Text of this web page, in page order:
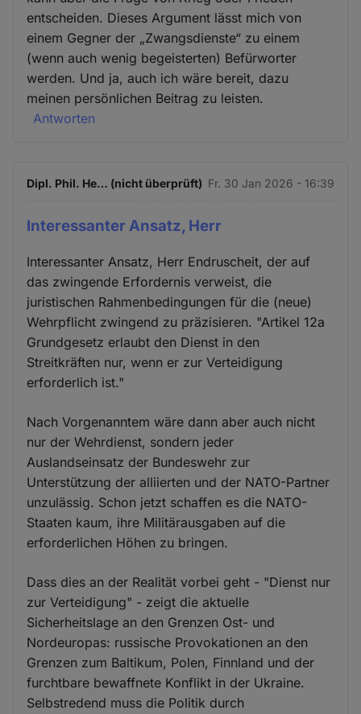
entscheiden. Dieses Argument lässt mich von
einem Gegner der „Zwangsdienste“ zu einem
(wenn auch wenig begeisterten) Befürworter
werden. Und ja, auch ich wäre bereit, dazu
meinen persönlichen Beitrag zu leisten.
Antworten
Dipl. Phil. He… (nicht überprüft) Fr. 30 Jan 2026 - 16:39
Interessanter Ansatz, Herr
Interessanter Ansatz, Herr Endruscheit, der auf
das zwingende Erfordernis verweist, die
juristischen Rahmenbedingungen für die (neue)
Wehrpflicht zwingend zu präzisieren. "Artikel 12a
Grundgesetz erlaubt den Dienst in den
Streitkräften nur, wenn er zur Verteidigung
erforderlich ist."
Nach Vorgenanntem wäre dann aber auch nicht
nur der Wehrdienst, sondern jeder
Auslandseinsatz der Bundeswehr zur
Unterstützung der alliierten und der NATO-Partner
unzulässig. Schon jetzt schaffen es die NATO-
Staaten kaum, ihre Militärausgaben auf die
erforderlichen Höhen zu bringen.
Dass dies an der Realität vorbei geht - "Dienst nur
zur Verteidigung" - zeigt die aktuelle
Sicherheitslage an den Grenzen Ost- und
Nordeuropas: russische Provokationen an den
Grenzen zum Baltikum, Polen, Finnland und der
furchtbare bewaffnete Konflikt in der Ukraine.
Selbstredend muss die Politik durch